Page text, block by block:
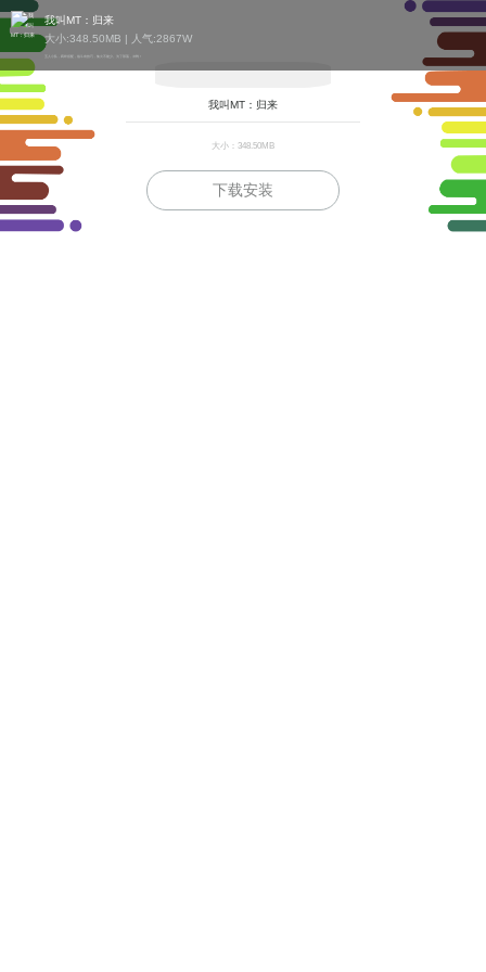
我叫MT：归来
大小：348.50MB
下载安装
我叫MT：归来
大小:348.50MB | 人气:2867W
五人小队，羁绊搭配，战斗有技巧，集火不能少。为了部落，冲鸭！